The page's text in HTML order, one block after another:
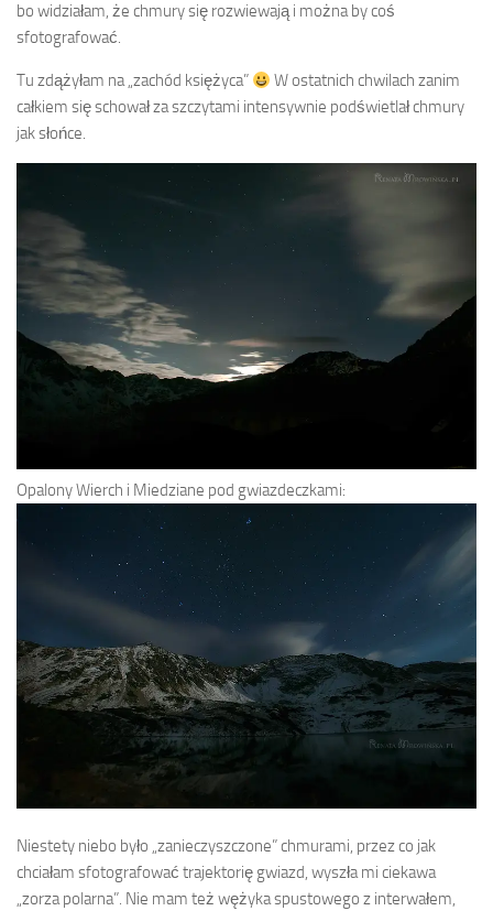
bo widziałam, że chmury się rozwiewają i można by coś
sfotografować.
Tu zdążyłam na „zachód księżyca”
W ostatnich chwilach zanim
całkiem się schował za szczytami intensywnie podświetlał chmury
jak słońce.
Opalony Wierch i Miedziane pod gwiazdeczkami:
Niestety niebo było „zanieczyszczone” chmurami, przez co jak
chciałam sfotografować trajektorię gwiazd, wyszła mi ciekawa
„zorza polarna”. Nie mam też wężyka spustowego z interwałem,